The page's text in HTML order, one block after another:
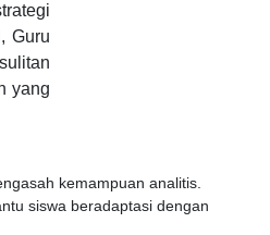
Guru
yang
kemampuan analitis.
siswa beradaptasi dengan